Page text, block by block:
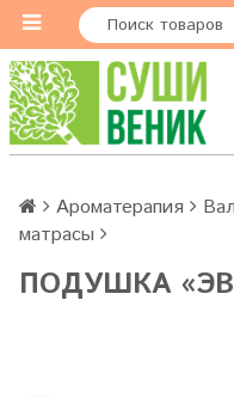
Ароматерапия
матрасы
ПОДУШКА